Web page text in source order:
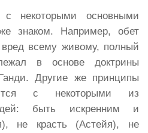
некоторыми основными
знаком. Например, обет
всему живому, полный
в основе доктрины
Другие же принципы
с некоторыми из
быть искренним и
не красть (Астейя), не